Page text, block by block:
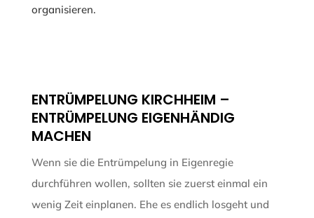
organisieren.
ENTRÜMPELUNG KIRCHHEIM –
ENTRÜMPELUNG EIGENHÄNDIG
MACHEN
Wenn sie die Entrümpelung in Eigenregie
durchführen wollen, sollten sie zuerst einmal ein
wenig Zeit einplanen. Ehe es endlich losgeht und